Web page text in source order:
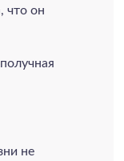
что он
не